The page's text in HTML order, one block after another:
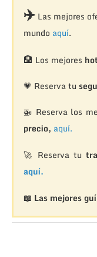
✈️Las mejores
mundo aquí.
🏨 Los mejores
💗 Reserva tu
🚁 Reserva los
precio, aquí.
🚀 Reserva tu
aquí.
📖 Las mejores